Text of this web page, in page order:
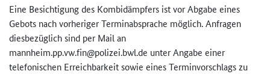
Eine Besichtigung des Kombidämpfers ist vor Abgabe eines
Gebots nach vorheriger Terminabsprache möglich. Anfragen
diesbezüglich sind per Mail an
mannheim.pp.vw.fin@polizei.bwl­.de unter Angabe einer
telefonischen Erreichbarkeit sowie eines Terminvorschlags zu